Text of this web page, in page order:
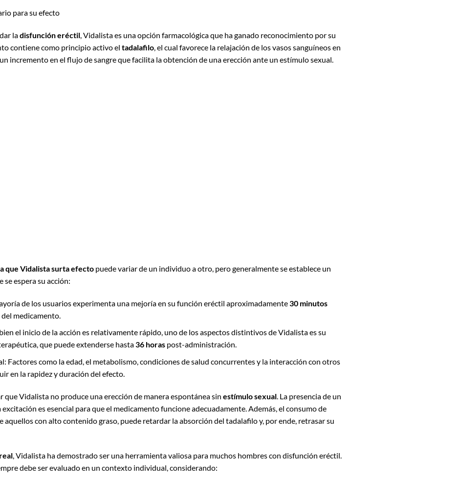
para su efecto
ladisfunción eréctil, Vidalista es una opción farmacológica que ha ganado reconocimiento por su
contiene como principio activo el tadalafilo, el cual favorece la relajación de los vasos sanguíneos en
incremento en el flujo de sangre que facilita la obtención de una erección ante un estímulo sexual.
que Vidalista surta efecto puede variar de un individuo a otro, pero generalmente se establece un
se espera su acción:
de los usuarios experimenta una mejoría en su función eréctil aproximadamente30 minutos
medicamento.
el inicio de la acción es relativamente rápido, uno de los aspectos distintivos de Vidalista es su
que puede extenderse hasta36 horaspost-administración.
Factores como la edad, el metabolismo, condiciones de salud concurrentes y la interacción con otros
en la rapidez y duración del efecto.
que Vidalista no produce una erección de manera espontánea sin estímulo sexual . La presencia de un
es esencial para que el medicamento funcione adecuadamente. Además, el consumo de
aquellos con alto contenido graso, puede retardar la absorción del tadalafilo y, por ende, retrasar su
, Vidalista ha demostrado ser una herramienta valiosa para muchos hombres con disfunción eréctil.
debe ser evaluado en un contexto individual, considerando: